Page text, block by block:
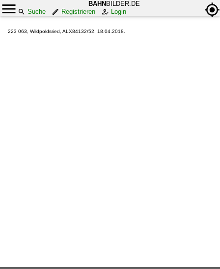
BAHN BILDER.DE
Suche
Registrieren Login
223 063, Wildpoldsried, ALX84132/52, 18.04.2018.